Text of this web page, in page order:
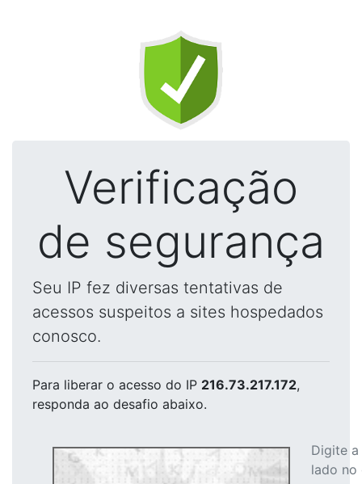
Verificação
de segurança
Seu IP fez diversas tentativas de
acessos suspeitos a sites hospedados
conosco.
Para liberar o acesso do IP 216.73.217.172,
responda ao desafio abaixo.
Digite
lado no